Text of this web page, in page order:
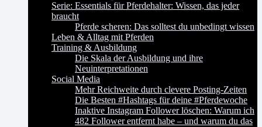
Serie: Essentials für Pferdehalter: Wissen, das jeder
braucht
Pferde scheren: Das solltest du unbedingt wissen
Leben & Alltag mit Pferden
Training & Ausbildung
Die Skala der Ausbildung und ihre
Neuinterpretationen
Social Media
Mehr Reichweite durch clevere Posting-Zeiten
Die Besten #Hashtags für deine #Pferdewoche
Inaktive Instagram Follower löschen: Warum ich
482 Follower entfernt habe – und warum du das